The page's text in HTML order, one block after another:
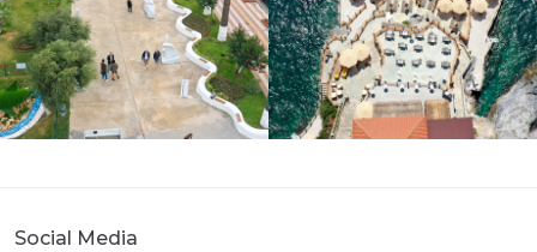
Social Media